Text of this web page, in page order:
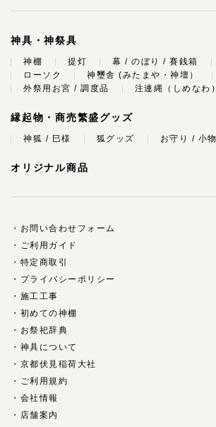
神具・神祭具
神棚 提灯 幕 / のぼり / 賽銭箱
ローソク
神璽舎 (みたまや・神壇）
外祭用お宮 / 調度品
注連縄（しめなわ）
縁起物・商売繁盛グッズ
神狐 / 巳様 狐グッズ お守り / 小物
オリジナル商品
お問い合わせフォーム
ご利用ガイド
特定商取引
プライバシーポリシー
施工工事
初めての神棚
お祭祀辞典
神具について
京都伏見稲荷大社
ご利用規約
会社情報
店舗案内